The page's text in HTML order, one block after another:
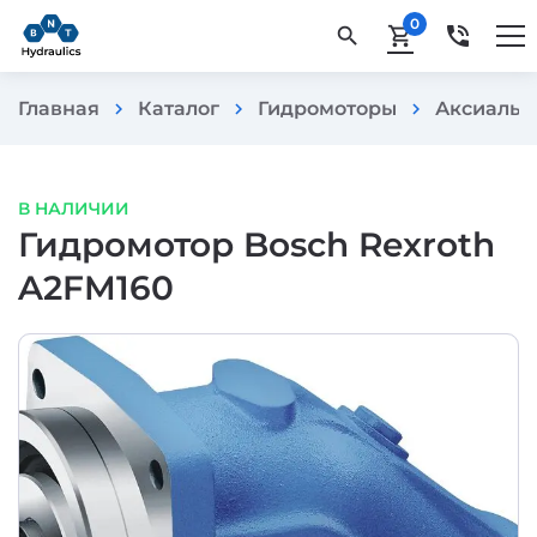
search shopping_cart0 phone_in_talk
Главная chevron_right Каталог chevron_right Гидромоторы chevron_right
В НАЛИЧИИ
Гидромотор Bosch Rexroth
A2FM160